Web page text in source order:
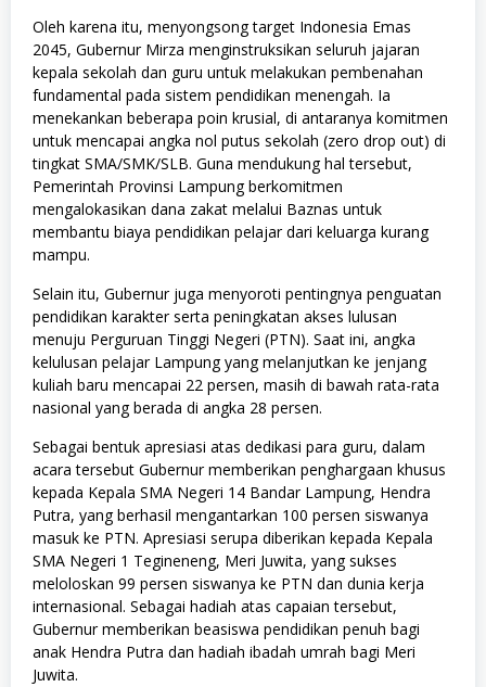
​Oleh karena itu, menyongsong target Indonesia Emas
2045, Gubernur Mirza menginstruksikan seluruh jajaran
kepala sekolah dan guru untuk melakukan pembenahan
fundamental pada sistem pendidikan menengah. Ia
menekankan beberapa poin krusial, di antaranya komitmen
untuk mencapai angka nol putus sekolah (zero drop out) di
tingkat SMA/SMK/SLB. Guna mendukung hal tersebut,
Pemerintah Provinsi Lampung berkomitmen
mengalokasikan dana zakat melalui Baznas untuk
membantu biaya pendidikan pelajar dari keluarga kurang
mampu.
​Selain itu, Gubernur juga menyoroti pentingnya penguatan
pendidikan karakter serta peningkatan akses lulusan
menuju Perguruan Tinggi Negeri (PTN). Saat ini, angka
kelulusan pelajar Lampung yang melanjutkan ke jenjang
kuliah baru mencapai 22 persen, masih di bawah rata-rata
nasional yang berada di angka 28 persen.
​Sebagai bentuk apresiasi atas dedikasi para guru, dalam
acara tersebut Gubernur memberikan penghargaan khusus
kepada Kepala SMA Negeri 14 Bandar Lampung, Hendra
Putra, yang berhasil mengantarkan 100 persen siswanya
masuk ke PTN. Apresiasi serupa diberikan kepada Kepala
SMA Negeri 1 Tegineneng, Meri Juwita, yang sukses
meloloskan 99 persen siswanya ke PTN dan dunia kerja
internasional. Sebagai hadiah atas capaian tersebut,
Gubernur memberikan beasiswa pendidikan penuh bagi
anak Hendra Putra dan hadiah ibadah umrah bagi Meri
Juwita.